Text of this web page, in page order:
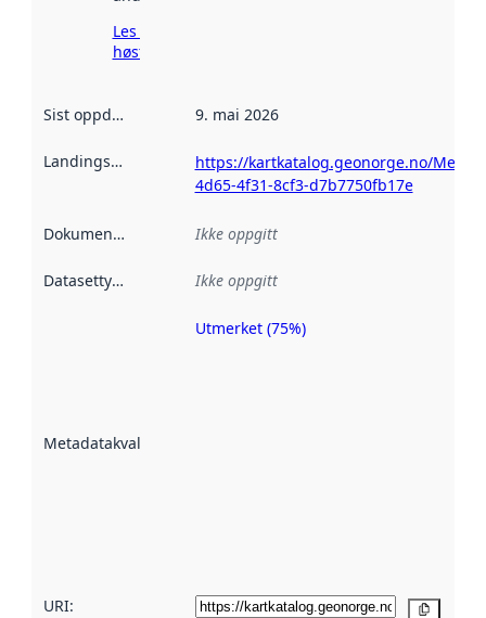
Les mer om
høsting her
Sist oppdatert 9. mai 2026
Landingsside
https://kartkatalog.geonorge.no/
4d65-4f31-8cf3-d7b7750fb17e
Dokumentasjon Ikke oppgitt
Datasettype Ikke oppgitt
Metadatakvalitet
Metadatakvalitet
Utmerket (75%)
URI: